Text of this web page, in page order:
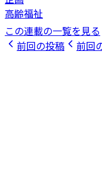
高齢福祉
この連載の一覧を見る
前回の投稿
前回